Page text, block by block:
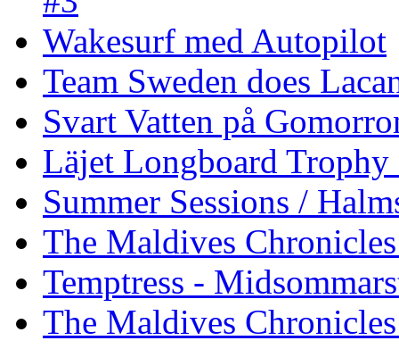
Wakesurf med Autopilot
Team Sweden does
Svart Vatten på
Läjet Longboard
Summer Sessions /
The Maldives
Temptress -
The Maldives